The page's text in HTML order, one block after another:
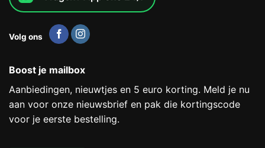
Volg ons
Boost je mailbox
Aanbiedingen, nieuwtjes en 5 euro korting. Meld je nu
aan voor onze nieuwsbrief en pak die kortingscode
voor je eerste bestelling.